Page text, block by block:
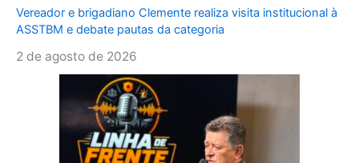
Vereador e brigadiano Clemente realiza visita institucional à
ASSTBM e debate pautas da categoria
2 de agosto de 2026